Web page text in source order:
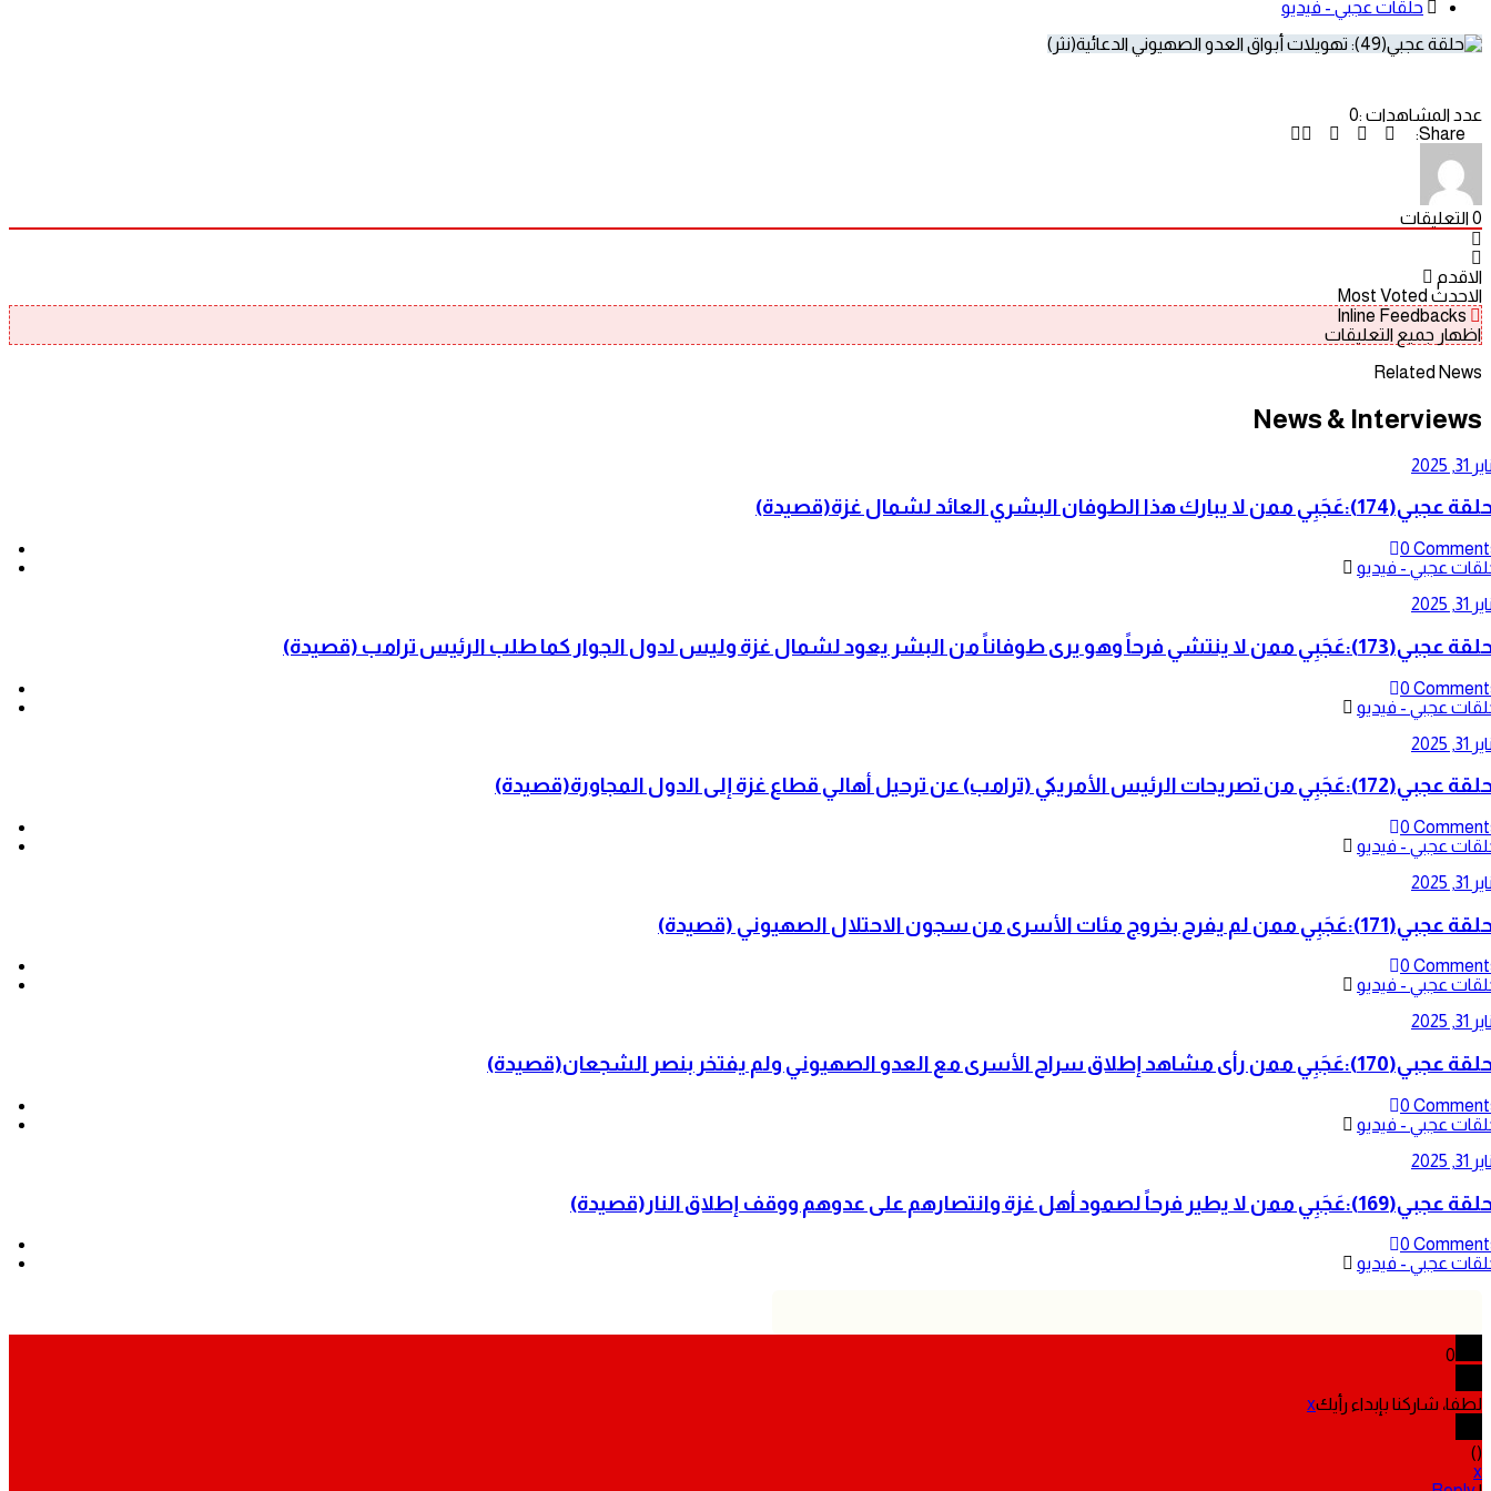
حلقات عجبي - فيديو
عدد المشاهدات :0
Share:
0التعليقات
الاقدم
الاحدث Most Voted
اظهار جميع التعليقات
Related News
News & Interviews
2025
0
عجبي - فيديو
2025
0
عجبي - فيديو
2025
0
عجبي - فيديو
2025
0
عجبي - فيديو
2025
0
عجبي - فيديو
2025
0
عجبي - فيديو
0
لطفا، شاركنا بإبداء رأيكx
(
)
x